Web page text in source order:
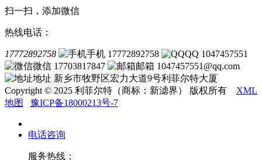
扫一扫，添加微信
热线电话：
17772892758 手机 17772892758
QQ 1047457551
微信 17703817847
邮箱 1047457551@qq.com
地址 新乡市牧野区宏力大道9号利菲尔特大厦
Copyright © 2025 利菲尔特（商标：新滤界） 版权所有 XML
地图
豫ICP备18000213号-7
电话咨询
服务热线：